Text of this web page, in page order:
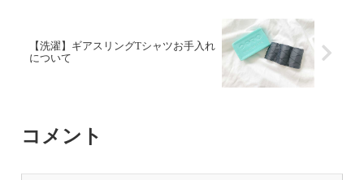
【洗濯】ギアスリングTシャツお手入れ
について
コメント